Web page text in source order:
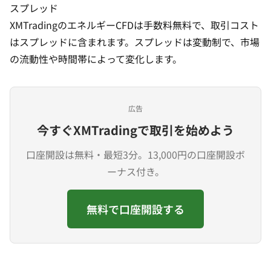
スプレッド
XMTradingのエネルギーCFDは手数料無料で、取引コスト
はスプレッドに含まれます。スプレッドは変動制で、市場
の流動性や時間帯によって変化します。
広告
今すぐXMTradingで取引を始めよう
口座開設は無料・最短3分。13,000円の口座開設ボ
ーナス付き。
無料で口座開設する